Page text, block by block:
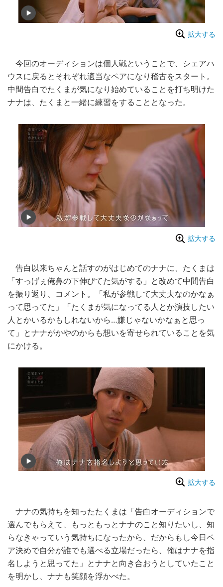
拡大する
今回のオーディションは個人戦ということで、シェアハ
ウスに戻るとそれぞれ適当なペアになり稽古をスタート。
中間告白でたくまが気になり始めていることを打ち明けた
ナナは、たくまと一緒に練習をすることとなった。
拡大する
告白以来ちゃんと話すのがはじめてのナナに、たくまは
「すっげぇ俺鼻の下伸びてた気がする」と改めて中間告白
を振り返り、コメント。「私が参戦して大丈夫なのかなぁ
って思ってた」「たくまが気になってる人とか演技したい
人とかいるかもしれないから…嫌じゃないかなぁと思っ
て」とナナがかやのからも想いを寄せられていることを気
にかける。
拡大する
ナナの気持ちを知ったたくまは「告白オーディションで
選んでもらえて、もっともっとナナのこと知りたいし、知
らなきゃっていう気持ちになったから、だからもし今日ペ
ア決めで自分が誰でも選べる立場だったら、俺はナナを指
名しようと思ってた」とナナと向き合おうとしていたこと
を明かし、ナナも笑顔を浮かべた。